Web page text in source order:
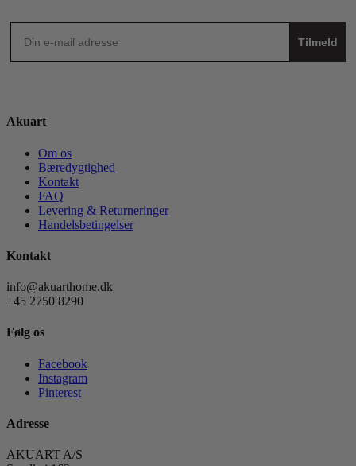
Tilmeld
Akuart
Om os
Bæredygtighed
Kontakt
FAQ
Levering & Returneringer
Handelsbetingelser
Kontakt
info@akuarthome.dk
+45 2750 8290
Følg os
Facebook
Instagram
Pinterest
Adresse
AKUART A/S